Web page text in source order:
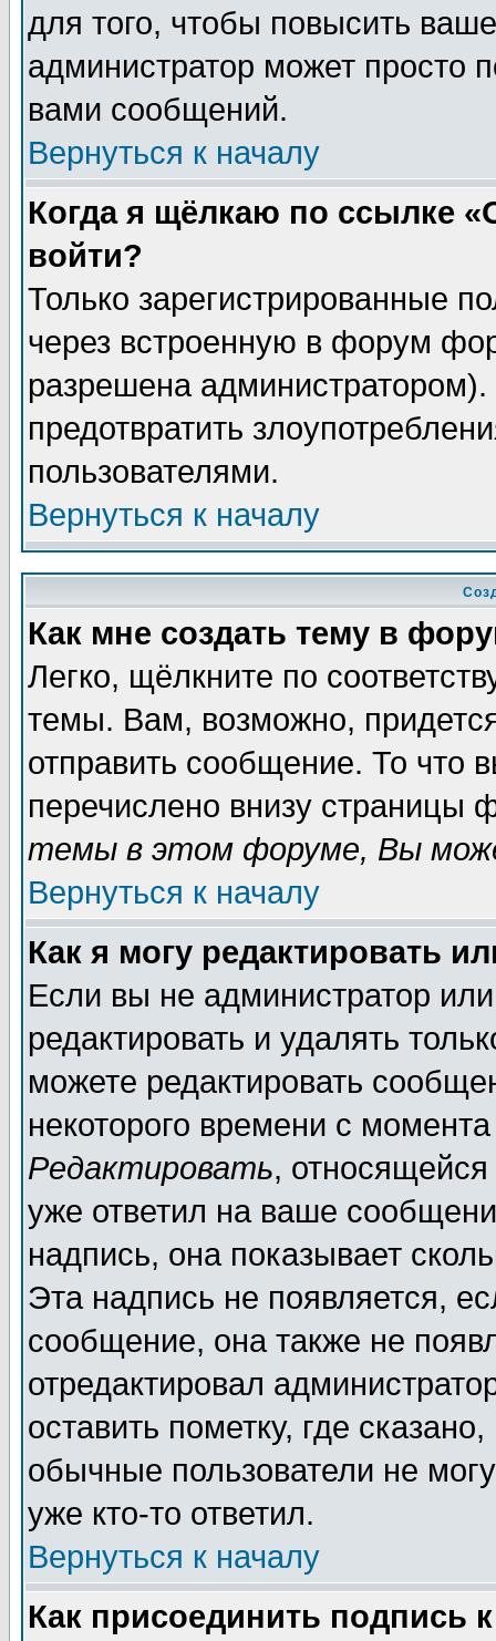
для того, чтобы повысить
администратор может просто
вами сообщений.
Вернуться к началу
Когда я щёлкаю по ссылке
войти?
Только зарегистрированные
через встроенную в форум
разрешена
предотвратить
пользователями.
Вернуться к началу
Как мне создать тему в
Легко, щёлкните по
темы. Вам, возможно,
отправить сообщение. То что
перечислено внизу страницы
темы в этом форуме, Вы
Вернуться к началу
Как я могу редактировать
Если вы не администратор
редактировать и удалять
можете редактировать
некоторого времени с
Редактировать,
уже ответил на ваше
надпись, она показывает
Эта надпись не появляется,
сообщение, она также не
отредактировал
оставить пометку, где
обычные пользователи не
уже кто-то ответил.
Вернуться к началу
Как присоединить подпись